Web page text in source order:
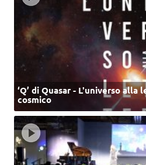
‘Q’ di Quasar - L'universo
cosmico